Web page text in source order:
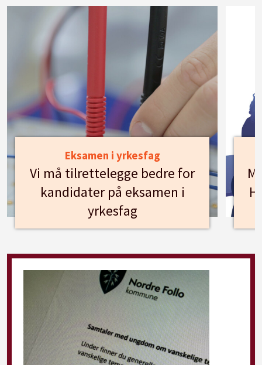
Eksamen i yrkesfag
Vi må tilrettelegge bedre for
kandidater på eksamen i
yrkesfag